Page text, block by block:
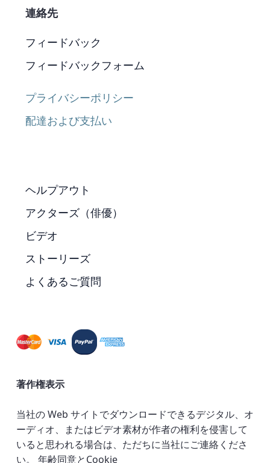
連絡先
フィードバック
フィードバックフォーム
プライバシーポリシー
配達および支払い
ヘルプアウト
アクターズ（俳優）
ビデオ
ストーリーズ
よくあるご質問
著作権表示
当社の Web サイトでダウンロードできるデジタル、オ
ーディオ、またはビデオ素材が作者の権利を侵害して
いると思われる場合は、ただちに当社にご連絡くださ
い。 年齢同意とCookie